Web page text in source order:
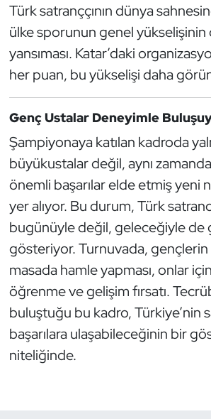
Türk satranççının dünya
ülke sporunun genel yükselişinin
yansıması. Katar’daki
her puan, bu yükselişi daha
Genç Ustalar Deneyimle
Şampiyonaya katılan kadroda
büyükustalar değil, aynı
önemli başarılar elde etmiş yeni
yer alıyor. Bu durum, Türk
bugünüyle değil, geleceğiyle de
gösteriyor. Turnuvada, gençlerin
masada hamle yapması, onlar
öğrenme ve gelişim fırsatı.
buluştuğu bu kadro, Türkiye’nin
başarılara ulaşabileceğinin bir
niteliğinde.
Muay Thai
Okçuluk
Optimist
Oryantiring
Özel Sporcular
Paralimpik
Ragbi
Satranç
Sualtı Sporları